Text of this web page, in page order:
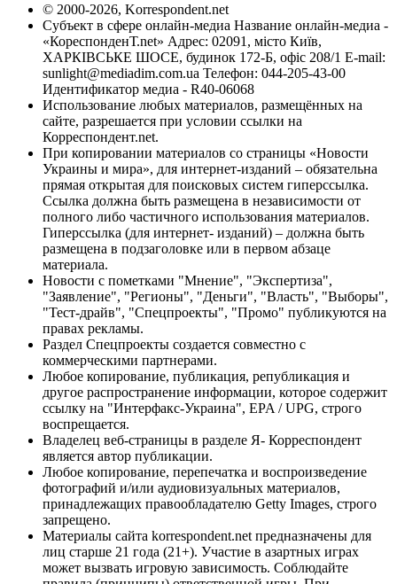
© 2000-2026, Korrespondent.net
Субъект в сфере онлайн-медиа Название онлайн-медиа -
«КореспонденТ.net» Адрес: 02091, місто Київ,
ХАРКІВСЬКЕ ШОСЕ, будинок 172-Б, офіс 208/1 E-mail:
sunlight@mediadim.com.ua Телефон: 044-205-43-00
Идентификатор медиа - R40-06068
Использование любых материалов, размещённых на
сайте, разрешается при условии ссылки на
Корреспондент.net.
При копировании материалов со страницы «Новости
Украины и мира», для интернет-изданий – обязательна
прямая открытая для поисковых систем гиперссылка.
Ссылка должна быть размещена в независимости от
полного либо частичного использования материалов.
Гиперссылка (для интернет- изданий) – должна быть
размещена в подзаголовке или в первом абзаце
материала.
Новости с пометками "Мнение", "Экспертиза",
"Заявление", "Регионы", "Деньги", "Власть", "Выборы",
"Тест-драйв", "Спецпроекты", "Промо" публикуются на
правах рекламы.
Раздел Спецпроекты создается совместно с
коммерческими партнерами.
Любое копирование, публикация, републикация и
другое распространение информации, которое содержит
ссылку на "Интерфакс-Украина", EPA / UPG, строго
воспрещается.
Владелец веб-страницы в разделе Я- Корреспондент
является автор публикации.
Любое копирование, перепечатка и воспроизведение
фотографий и/или аудиовизуальных материалов,
принадлежащих правообладателю Getty Images, строго
запрещено.
Материалы сайта korrespondent.net предназначены для
лиц старше 21 года (21+). Участие в азартных играх
может вызвать игровую зависимость. Соблюдайте